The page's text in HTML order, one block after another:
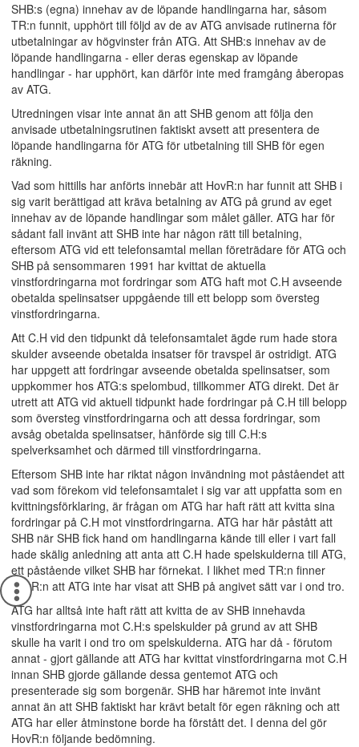
SHB:s (egna) innehav av de löpande handlingarna har, såsom
TR:n funnit, upphört till följd av de av ATG anvisade rutinerna för
utbetalningar av högvinster från ATG. Att SHB:s innehav av de
löpande handlingarna - eller deras egenskap av löpande
handlingar - har upphört, kan därför inte med framgång åberopas
av ATG.
Utredningen visar inte annat än att SHB genom att följa den
anvisade utbetalningsrutinen faktiskt avsett att presentera de
löpande handlingarna för ATG för utbetalning till SHB för egen
räkning.
Vad som hittills har anförts innebär att HovR:n har funnit att SHB i
sig varit berättigad att kräva betalning av ATG på grund av eget
innehav av de löpande handlingar som målet gäller. ATG har för
sådant fall invänt att SHB inte har någon rätt till betalning,
eftersom ATG vid ett telefonsamtal mellan företrädare för ATG och
SHB på sensommaren 1991 har kvittat de aktuella
vinstfordringarna mot fordringar som ATG haft mot C.H avseende
obetalda spelinsatser uppgående till ett belopp som översteg
vinstfordringarna.
Att C.H vid den tidpunkt då telefonsamtalet ägde rum hade stora
skulder avseende obetalda insatser för travspel är ostridigt. ATG
har uppgett att fordringar avseende obetalda spelinsatser, som
uppkommer hos ATG:s spelombud, tillkommer ATG direkt. Det är
utrett att ATG vid aktuell tidpunkt hade fordringar på C.H till belopp
som översteg vinstfordringarna och att dessa fordringar, som
avsåg obetalda spelinsatser, hänförde sig till C.H:s
spelverksamhet och därmed till vinstfordringarna.
Eftersom SHB inte har riktat någon invändning mot påståendet att
vad som förekom vid telefonsamtalet i sig var att uppfatta som en
kvittningsförklaring, är frågan om ATG har haft rätt att kvitta sina
fordringar på C.H mot vinstfordringarna. ATG har här påstått att
SHB när SHB fick hand om handlingarna kände till eller i vart fall
hade skälig anledning att anta att C.H hade spelskulderna till ATG,
ett påstående vilket SHB har förnekat. I likhet med TR:n finner
HovR:n att ATG inte har visat att SHB på angivet sätt var i ond tro.
ATG har alltså inte haft rätt att kvitta de av SHB innehavda
vinstfordringarna mot C.H:s spelskulder på grund av att SHB
skulle ha varit i ond tro om spelskulderna. ATG har då - förutom
annat - gjort gällande att ATG har kvittat vinstfordringarna mot C.H
innan SHB gjorde gällande dessa gentemot ATG och
presenterade sig som borgenär. SHB har häremot inte invänt
annat än att SHB faktiskt har krävt betalt för egen räkning och att
ATG har eller åtminstone borde ha förstått det. I denna del gör
HovR:n följande bedömning.